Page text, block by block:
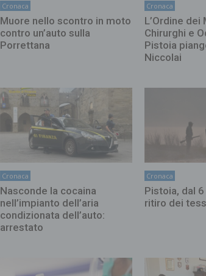
Cronaca
Muore nello scontro in moto
contro un’auto sulla
Porrettana
Cronaca
L’Ordine dei
Chirurghi e
Pistoia
Niccolai
Cronaca
Nasconde la cocaina
nell’impianto dell’aria
condizionata dell’auto:
arrestato
Cronaca
Pistoia, dal
ritiro dei